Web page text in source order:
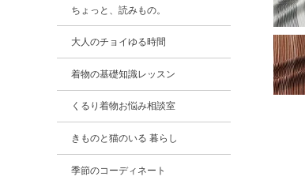
ちょっと、読みもの。
大人のチョイゆる時間
着物の基礎知識レッスン
くるり着物お悩み相談室
きものと猫のいる 暮らし
季節のコーディネート